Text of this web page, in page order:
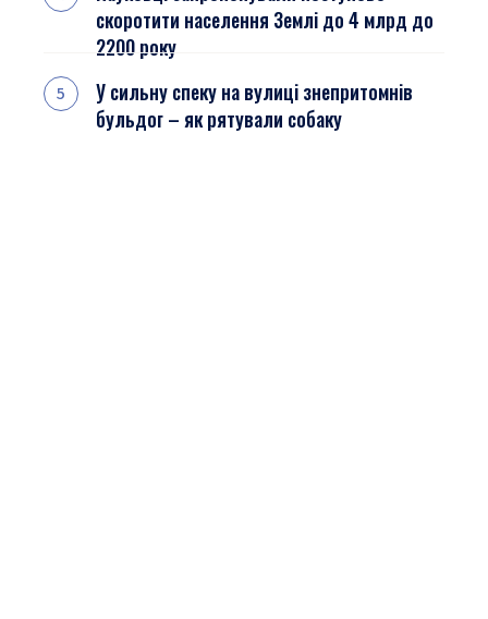
скоротити населення Землі до 4 млрд до
2200 року
У сильну спеку на вулиці знепритомнів
бульдог – як рятували собаку